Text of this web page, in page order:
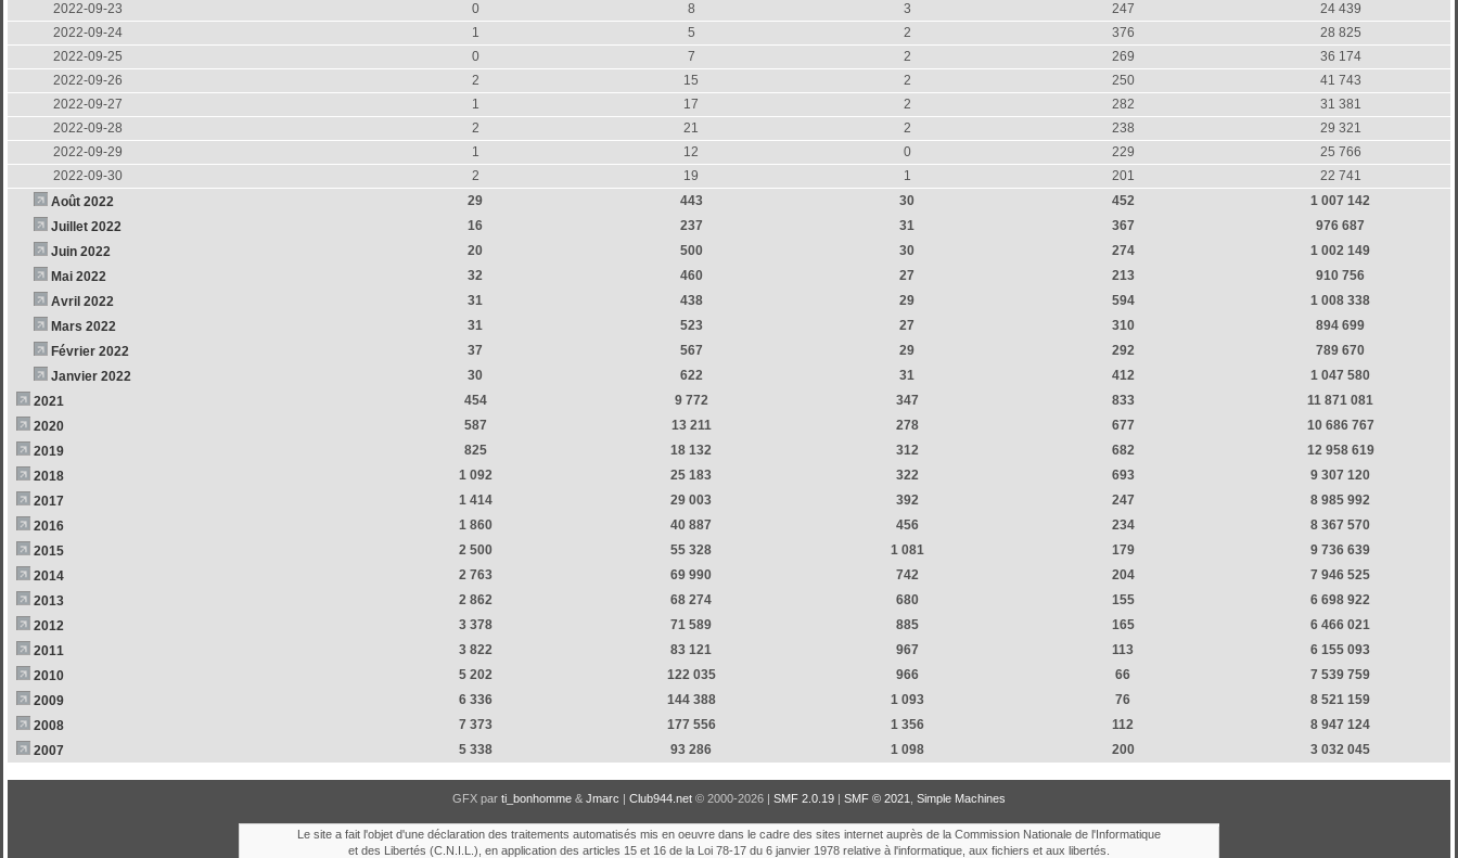
2022-09-23
0 8 3 247
24 439
2022-09-24
1 5 2 376
28 825
2022-09-25
0 7 2 269
36 174
2022-09-26
2 15 2 250
41 743
2022-09-27
1 17 2 282
31 381
2022-09-28
2 21 2 238
29 321
2022-09-29
1 12 0 229
25 766
2022-09-30
2 19 1 201
22 741
Août 2022
29 443 30 452
1 007 142
Juillet 2022
16 237 31 367
976 687
Juin 2022
20 500 30 274
1 002 149
Mai 2022
32 460 27 213
910 756
Avril 2022
31 438 29 594
1 008 338
Mars 2022
31 523 27 310
894 699
Février 2022
37 567 29 292
789 670
Janvier 2022
30 622 31 412
1 047 580
2021
454 9 772 347 833
11 871 081
2020
587 13 211 278 677
10 686 767
2019
825 18 132 312 682
12 958 619
2018
1 092 25 183 322 693
9 307 120
2017
1 414 29 003 392 247
8 985 992
2016
1 860 40 887 456 234
8 367 570
2015
2 500 55 328 1 081 179
9 736 639
2014
2 763 69 990 742 204
7 946 525
2013
2 862 68 274 680 155
6 698 922
2012
3 378 71 589 885 165
6 466 021
2011
3 822 83 121 967 113
6 155 093
2010
5 202 122 035 966 66
7 539 759
2009
6 336 144 388 1 093 76
8 521 159
2008
7 373 177 556 1 356 112
8 947 124
2007
5 338 93 286 1 098 200 3 032 045
GFX par ti_bonhomme& Jmarc | Club944.net© 2000-2026 | SMF 2.0.19| SMF © 2021 Simple Machines
Le site a fait l'objet d'une déclaration des traitements automatisés mis en oeuvre dans le cadre des sites internet auprès de la Commission Nationale de l'Informatique
et des Libertés (C.N.I.L.), en application des articles 15 et 16 de la Loi 78-17 du 6 janvier 1978 relative à l'informatique, aux fichiers et aux libertés.